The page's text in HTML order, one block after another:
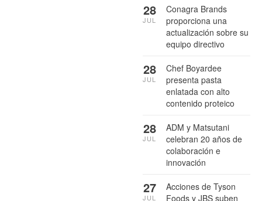
Conagra Brands
proporciona una
actualización sobre su
equipo directivo
28
JUL
Chef Boyardee
presenta pasta
enlatada con alto
contenido proteico
28
JUL
ADM y Matsutani
celebran 20 años de
colaboración e
innovación
28
JUL
Acciones de Tyson
Foods y JBS suben
27
JUL